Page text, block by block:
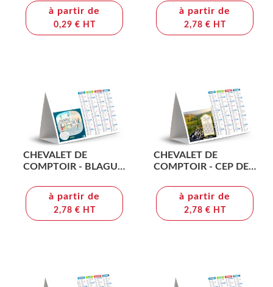
à partir de
0,29 € HT
à partir de
2,78 € HT
CHEVALET DE
COMPTOIR - BLAGUE
à partir de
2,78 € HT
CHEVALET DE
COMPTOIR - CEP DE
à partir de
2,78 € HT